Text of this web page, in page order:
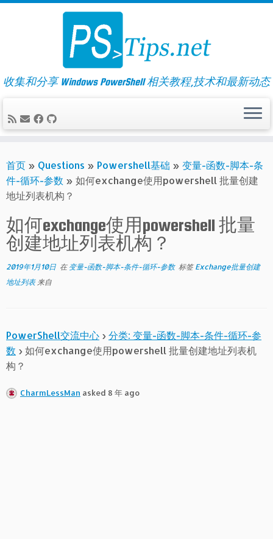
Skip
收集和分享 Windows PowerShell 相关教程,技术和最新动态
首页 » Questions » Powershell基础 » 变量-函数-脚本-条
件-循环-参数 » 如何exchange使用powershell 批量创建
地址列表机构？
如何exchange使用powershell 批量
创建地址列表机构？
2019年1月10日 在 变量-函数-脚本-条件-循环-参数 标签Exchange批量创建
地址列表 来自
PowerShell交流中心 › 分类: 变量-函数-脚本-条件-循环-参
数 › 如何exchange使用powershell 批量创建地址列表机
构？
CharmLessMan asked 8 年 ago